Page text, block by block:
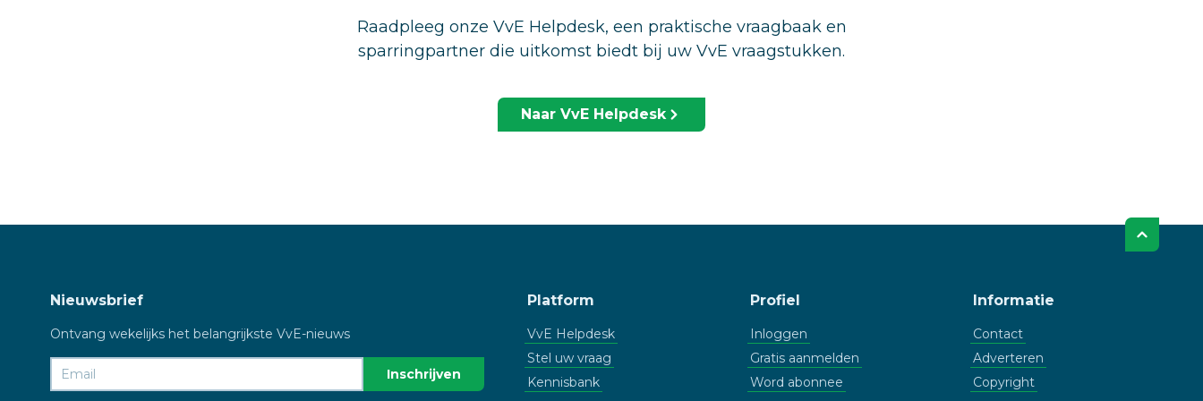
Raadpleeg onze VvE Helpdesk, een praktische vraagbaak en
sparringpartner die uitkomst biedt bij uw VvE vraagstukken.
Naar VvE Helpdesk
Nieuwsbrief
Ontvang wekelijks het belangrijkste VvE-nieuws
Platform
VvE Helpdesk
Stel uw vraag
Kennisbank
Profiel
Inloggen
Gratis aanmelden
Word abonnee
Informatie
Contact
Adverteren
Copyright